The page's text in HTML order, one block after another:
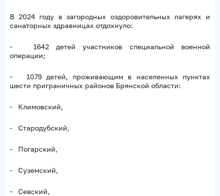
В 2024 году в загородных оздоровительных лагерях и
санаторных здравницах отдохнуло:
- 1642 детей участников специальной военной
операции;
- 1079 детей, проживающим в населенных пунктах
шести приграничных районов Брянской области:
- Климовский,
- Стародубский,
- Погарский,
- Суземский,
- Севский,